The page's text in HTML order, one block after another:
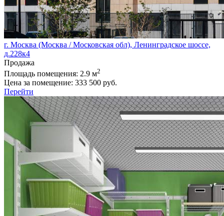
г. Москва (Москва / Московская обл), Ленинградское шоссе,
д.228к4
Продажа
Площадь помещения: 2.9 м2
Цена за помещение: 333 500 руб.
Перейти